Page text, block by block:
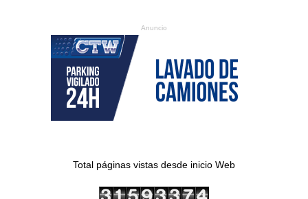
Anuncio
Total páginas vistas desde inicio Web